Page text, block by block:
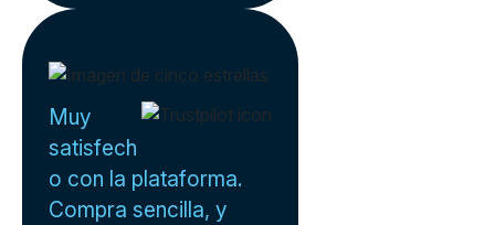
Muy
satisfech
o con la plataforma.
Compra sencilla, y